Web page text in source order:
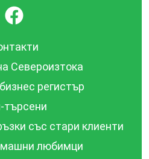
}
Североизтока
регистър
търсени
със стари клиенти
любимци